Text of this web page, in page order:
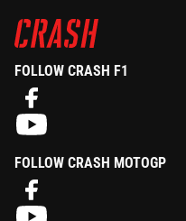
FOLLOW CRASH F1
FOLLOW CRASH MOTOGP